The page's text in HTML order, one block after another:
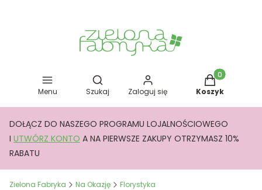
Menu
Otwórz wyszukiwarkę
Szukaj Zaloguj się
Produkty w
Koszyk
DOŁĄCZ DO NASZEGO PROGRAMU LOJALNOŚCIOWEGO
I UTWÓRZ KONTO A NA PIERWSZE ZAKUPY OTRZYMASZ 10%
RABATU
Zielona Fabryka Na Okazję Florystyka